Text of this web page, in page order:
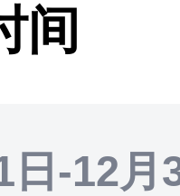
间
日-12月